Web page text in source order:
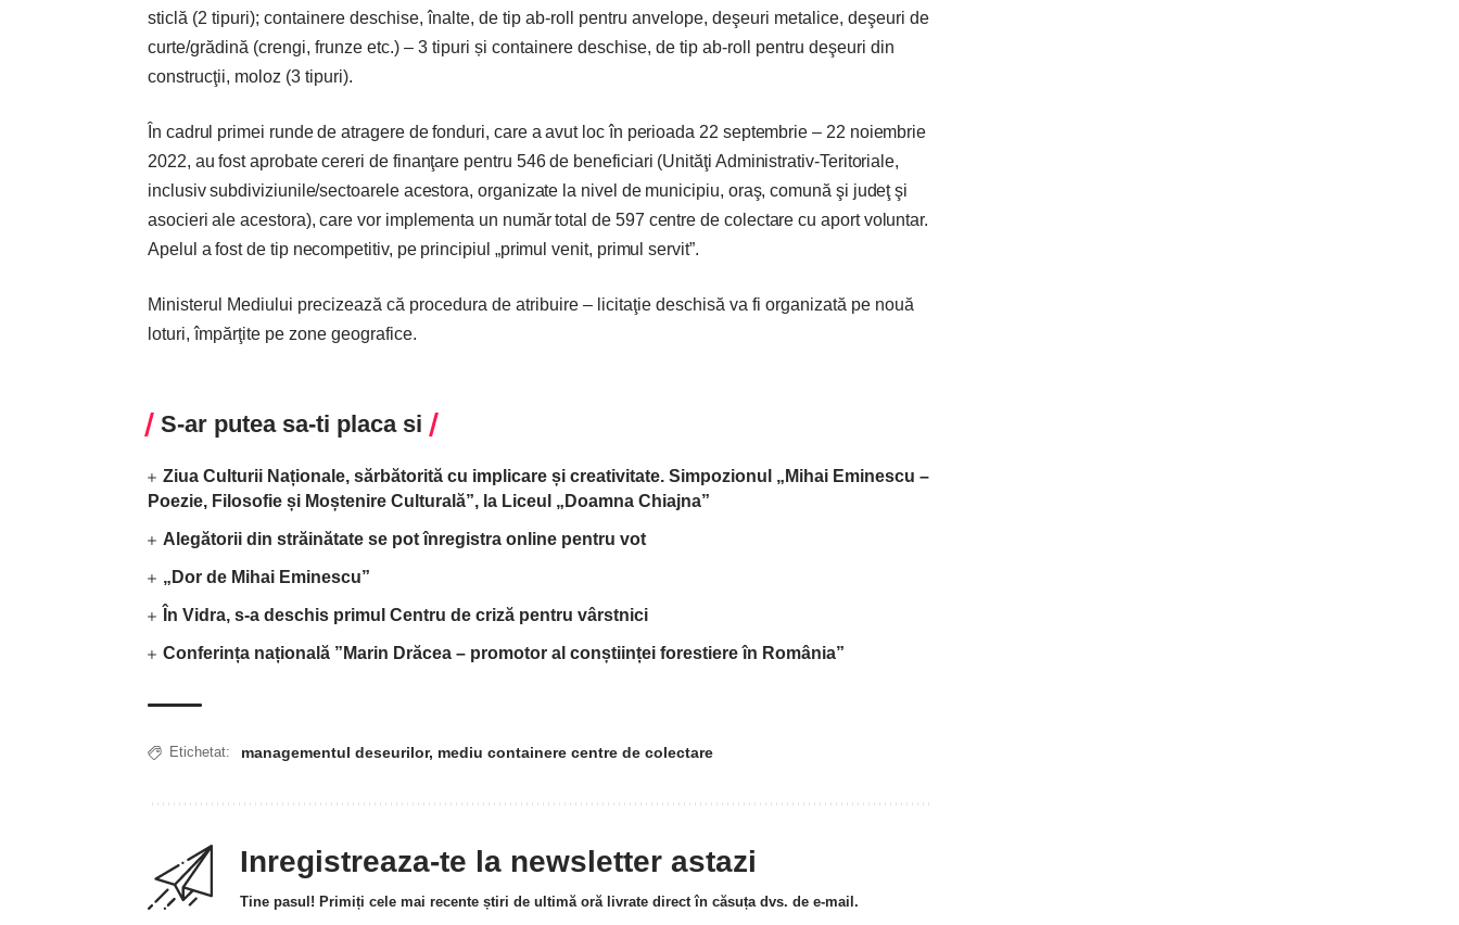
sticlă (2 tipuri); containere deschise, înalte, de tip ab-roll pentru anvelope, deşeuri metalice, deşeuri de
curte/grădină (crengi, frunze etc.) – 3 tipuri și containere deschise, de tip ab-roll pentru deşeuri din
construcţii, moloz (3 tipuri).
În cadrul primei runde de atragere de fonduri, care a avut loc în perioada 22 septembrie – 22 noiembrie
2022, au fost aprobate cereri de finanţare pentru 546 de beneficiari (Unităţi Administrativ-Teritoriale,
inclusiv subdiviziunile/sectoarele acestora, organizate la nivel de municipiu, oraş, comună şi judeţ şi
asocieri ale acestora), care vor implementa un număr total de 597 centre de colectare cu aport voluntar.
Apelul a fost de tip necompetitiv, pe principiul „primul venit, primul servit”.
Ministerul Mediului precizează că procedura de atribuire – licitaţie deschisă va fi organizată pe nouă
loturi, împărţite pe zone geografice.
S-ar putea sa-ti placa si
Ziua Culturii Naționale, sărbătorită cu implicare și creativitate. Simpozionul „Mihai Eminescu –
Poezie, Filosofie și Moștenire Culturală”, la Liceul „Doamna Chiajna”
Alegătorii din străinătate se pot înregistra online pentru vot
„Dor de Mihai Eminescu”
În Vidra, s-a deschis primul Centru de criză pentru vârstnici
Conferința națională ”Marin Drăcea – promotor al conștiinței forestiere în România”
Etichetat: managementul deseurilor, mediu containere centre de colectare
Inregistreaza-te la newsletter astazi
Tine pasul! Primiți cele mai recente știri de ultimă oră livrate direct în căsuța dvs. de e-mail.